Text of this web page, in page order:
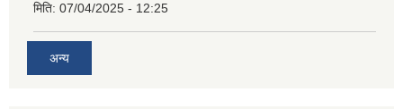
मिति: 07/04/2025 - 12:25
अन्य